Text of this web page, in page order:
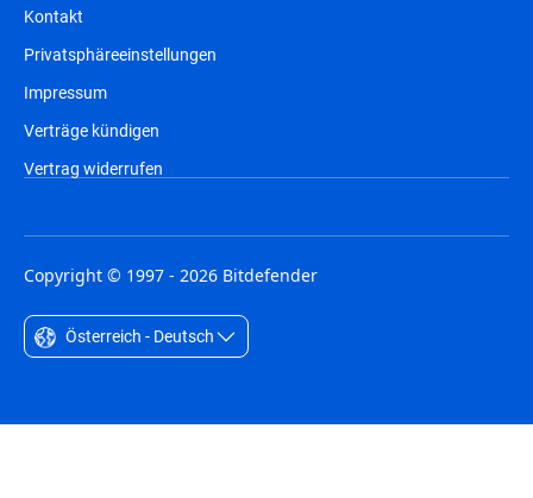
Kontakt
Privatsphäreeinstellungen
Impressum
Verträge kündigen
Vertrag widerrufen
Copyright © 1997 - 2026 Bitdefender
Österreich - Deutsch